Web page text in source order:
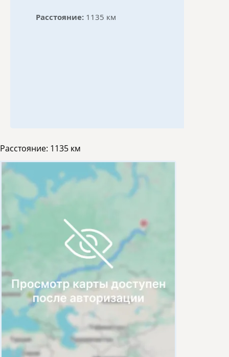
Расстояние: 1135 км
Расстояние: 1135 км